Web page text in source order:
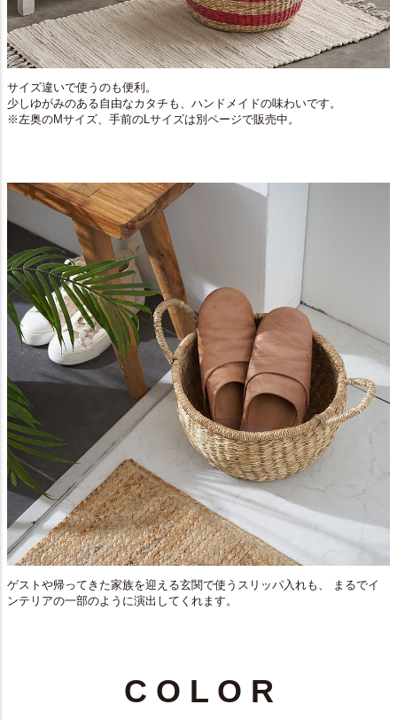
サイズ違いで使うのも便利。
少しゆがみのある自由なカタチも、ハンドメイドの味わいです。
※左奥のMサイズ 、手前のLサイズは別ページで販売中。
ゲストや帰ってきた家族を迎える玄関で使うスリッパ入れも、 まるでイ
ンテリアの一部のように演出してくれます。
C O L O R